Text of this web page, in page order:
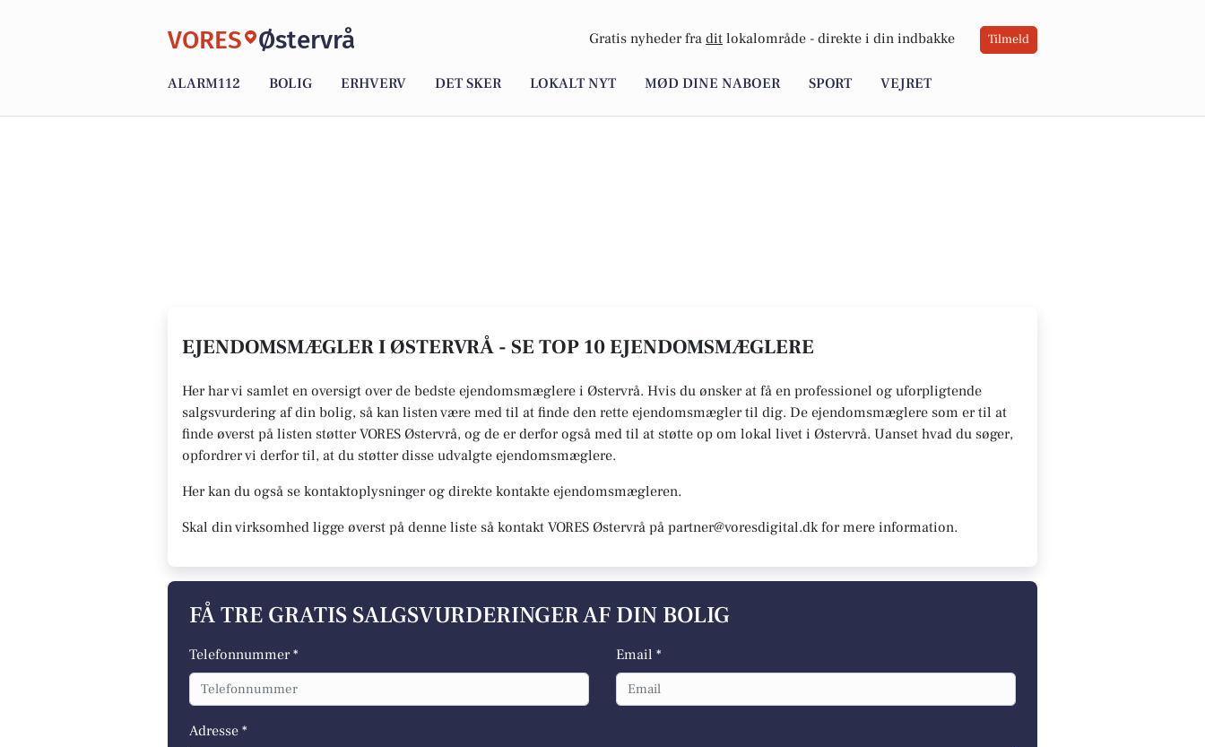
VORES Østervrå Gratis nyheder fra dit lokalområde - direkte i din indbakke Tilmeld
ALARM112 BOLIG ERHVERV DET SKER LOKALT NYT MØD DINE NABOER SPORT VEJRET
EJENDOMSMÆGLER I ØSTERVRÅ - SE TOP 10 EJENDOMSMÆGLERE
Her har vi samlet en oversigt over de bedste ejendomsmæglere i Østervrå. Hvis du ønsker at få en professionel og uforpligtende
salgsvurdering af din bolig, så kan listen være med til at finde den rette ejendomsmægler til dig. De ejendomsmæglere som er til at
finde øverst på listen støtter VORES Østervrå, og de er derfor også med til at støtte op om lokal livet i Østervrå. Uanset hvad du søger,
opfordrer vi derfor til, at du støtter disse udvalgte ejendomsmæglere.
Her kan du også se kontaktoplysninger og direkte kontakte ejendomsmægleren.
Skal din virksomhed ligge øverst på denne liste så kontakt VORES Østervrå på partner@voresdigital.dk for mere information.
FÅ TRE GRATIS SALGSVURDERINGER AF DIN BOLIG
Telefonnummer * Email *
Adresse *